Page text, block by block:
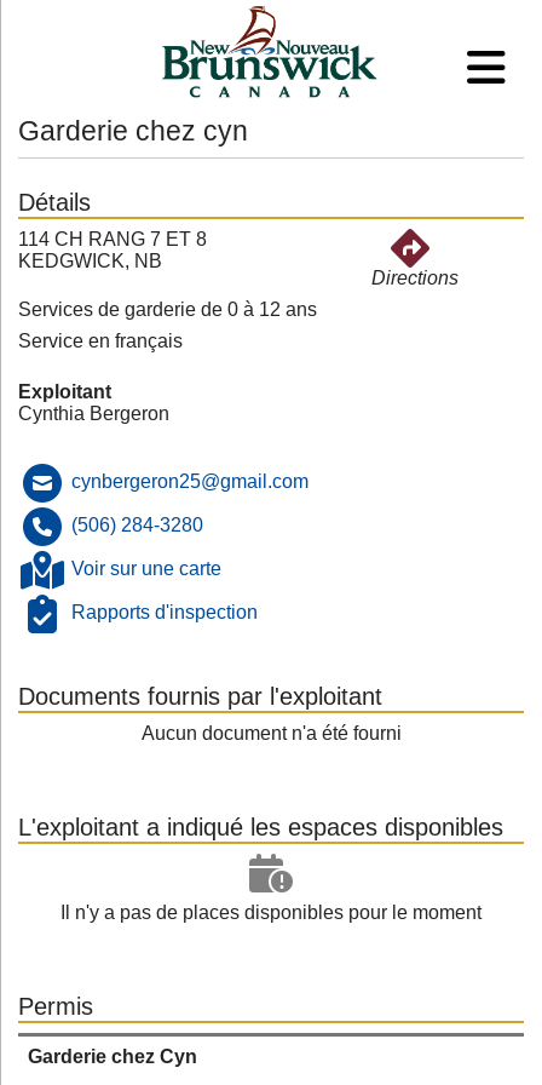
Garderie chez cyn
Détails
114 CH RANG 7 ET 8
KEDGWICK, NB
Directions
Services de garderie de 0 à 12 ans
Service en français
Exploitant
Cynthia Bergeron
cynbergeron25@gmail.com
(506) 284-3280
Voir sur une carte
Rapports d'inspection
Documents fournis par l'exploitant
Aucun document n'a été fourni
L'exploitant a indiqué les espaces disponibles
Il n'y a pas de places disponibles pour le moment
Permis
Garderie chez Cyn